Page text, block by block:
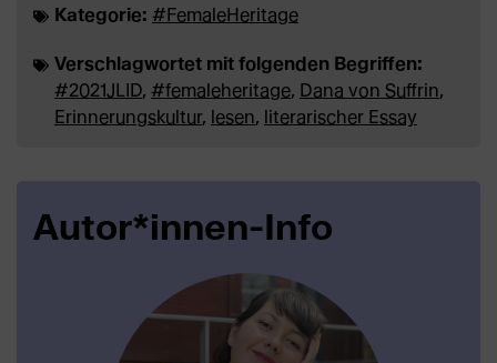
Kategorie: #FemaleHeritage
Verschlagwortet mit folgenden Begriffen:
#2021JLID, #femaleheritage, Dana von Suffrin,
Erinnerungskultur, lesen, literarischer Essay
Autor*innen-Info